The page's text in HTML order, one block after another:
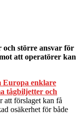
större ansvar för
att operatörer kan
Europa enklare
tågbiljetter och
att förslaget kan få
osäkerhet för både